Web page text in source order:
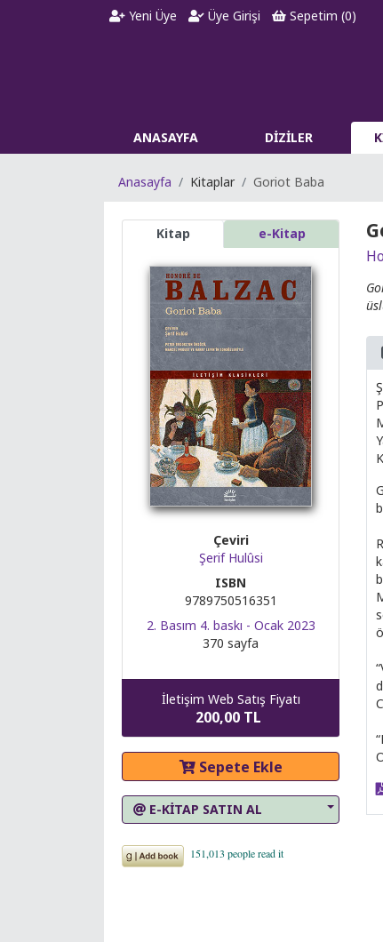
Yeni Üye Üye Girişi Sepetim (0)
ANASAYFA DİZİLER
Anasayfa Kitaplar Goriot Baba
Kitap e-Kitap
Çeviri
Şerif Hulûsi
ISBN
9789750516351
2. Basım 4. baskı - Ocak 2023
370 sayfa
İletişim Web Satış Fiyatı
200,00 TL
Sepete Ekle
E-KİTAP SATIN AL